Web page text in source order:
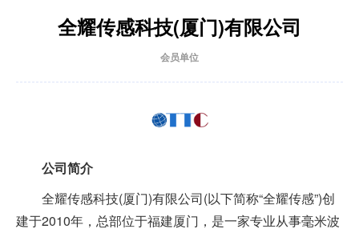
全耀传感科技(厦门)有限公司
会员单位
公司简介
全耀传感科技(厦门)有限公司(以下简称“全耀传感”)创
建于2010年，总部位于福建厦门，是一家专业从事毫米波